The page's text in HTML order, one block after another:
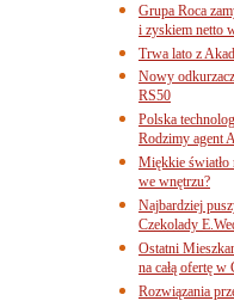
Grupa Roca
i zyskiem netto
Trwa lato z
Nowy
RS50
Polska
Rodzimy agent
Miękkie światło
we wnętrzu?
Najbardziej
Czekolady
Ostatni
na całą ofertę
Rozwiązania